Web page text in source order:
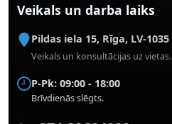
Veikals un darba laiks
Pildas iela 15, Rīga, LV-1035
Veikals un konsultācijas uz vietas.
P-Pk: 09:00 - 18:00
Brīvdienās slēgts.